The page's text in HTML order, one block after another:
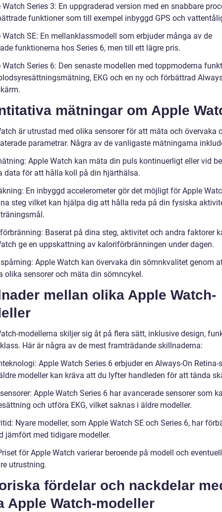
Watch Series 3: En uppgraderad version med en snabbare
funktioner som till exempel inbyggd GPS och
Watch SE: En mellanklassmodell som erbjuder många av de
funktionerna hos Series 6, men till ett lägre pris.
Watch Series 6: Den senaste modellen med toppmoderna
EKG och en ny och förbättrad
mätningar om Apple
är utrustad med olika sensorer för att mäta och övervaka
parametrar. Några av de vanligaste mätningarna
Apple Watch kan mäta din puls kontinuerligt eller vid
data för att hålla koll på din hjärthälsa.
En inbyggd accelerometer gör det möjligt för Apple
steg vilket kan hjälpa dig att hålla reda på din fysiska
Baserat på dina steg, aktivitet och andra faktorer
ge en uppskattning av kaloriförbränningen under dagen.
Apple Watch kan övervaka din sömnkvalitet genom
olika sensorer och mäta din sömncykel.
mellan olika Apple Watch-
modellerna skiljer sig åt på flera sätt, inklusive design,
Här är några av de mest framträdande skillnaderna:
Apple Watch Series 6 erbjuder en Always-On Retina-
modeller kan kräva att du lyfter handleden för att tända
Apple Watch Series 6 har avancerade sensorer som
och utföra EKG, vilket saknas i äldre modeller.
Nyare modeller, som Apple Watch SE och Series 6, har
jämfört med tidigare modeller.
för Apple Watch varierar beroende på modell och eventuell
utrustning.
fördelar och nackdelar
Apple Watch-modeller